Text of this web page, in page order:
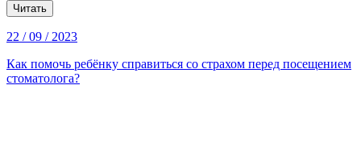
Читать
22 / 09 / 2023
Как помочь ребёнку справиться со страхом перед посещением
стоматолога?